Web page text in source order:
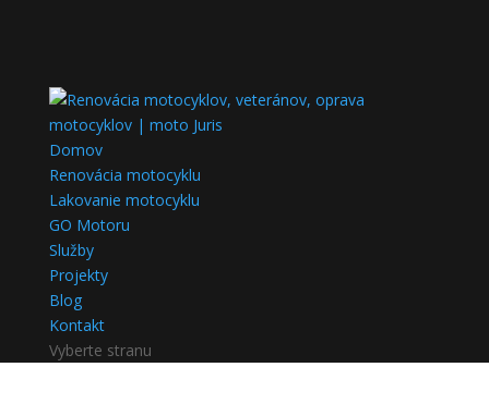
Domov
Renovácia motocyklu
Lakovanie motocyklu
GO Motoru
Služby
Projekty
Blog
Kontakt
Vyberte stranu